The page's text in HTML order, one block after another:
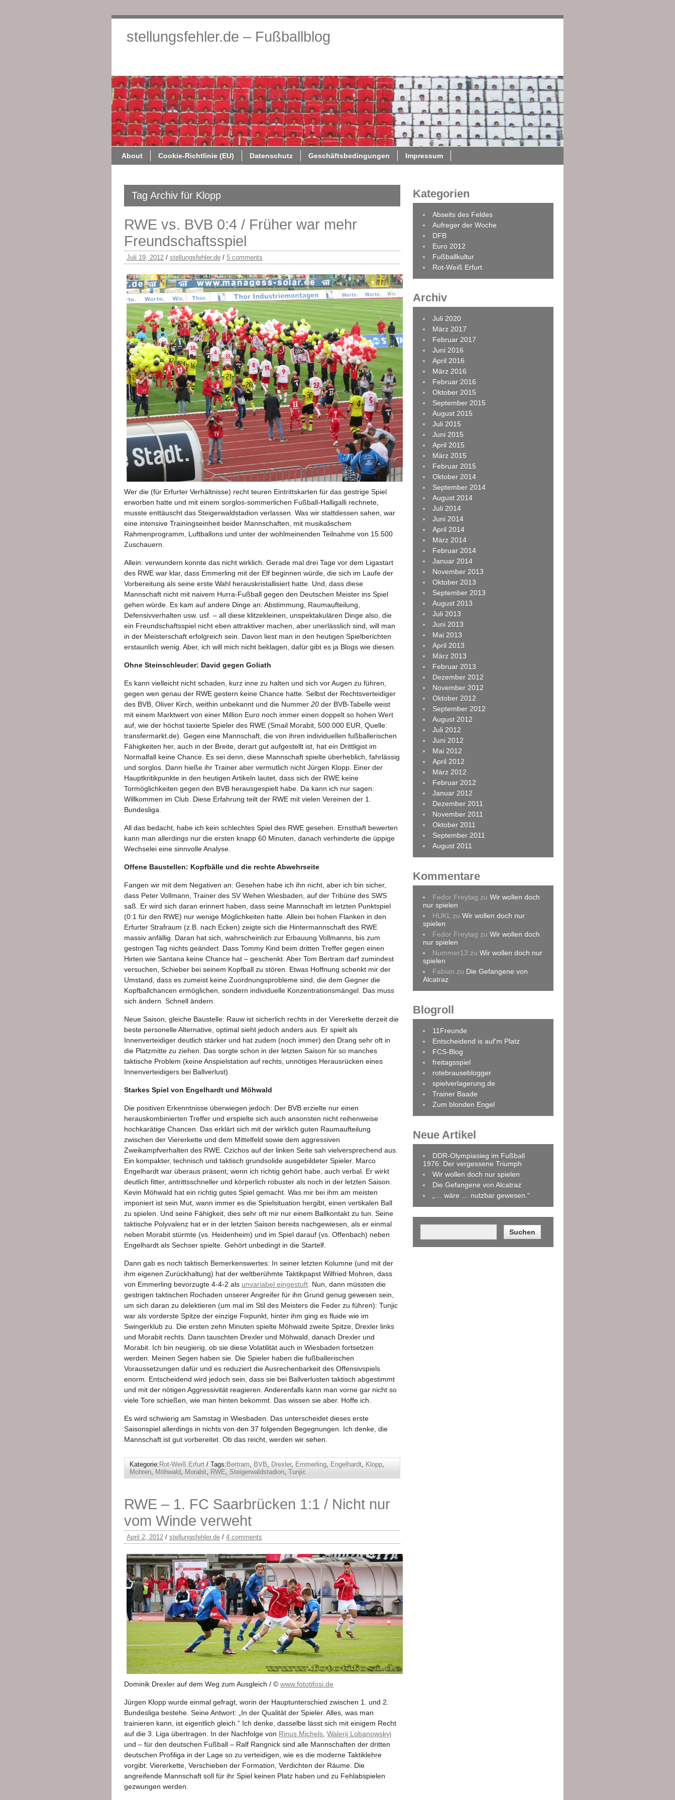
stellungsfehler.de – Fußballblog
About Cookie-Richtlinie (EU) Datenschutz Geschäftsbedingungen Impressum
Tag Archiv für Klopp
RWE vs. BVB 0:4 / Früher war mehr
Freundschaftsspiel
Juli 19, 2012 / stellungsfehler.de / 5 comments
Wer die (für Erfurter Verhältnisse) recht teuren Eintrittskarten für das gestrige Spiel
erworben hatte und mit einem sorglos-sommerlichen Fußball-Halligalli rechnete,
musste enttäuscht das Steigerwaldstadion verlassen. Was wir stattdessen sahen, war
eine intensive Trainingseinheit beider Mannschaften, mit musikalischem
Rahmenprogramm, Luftballons und unter der wohlmeinenden Teilnahme von 15.500
Zuschauern.
Allein: verwundern konnte das nicht wirklich. Gerade mal drei Tage vor dem Ligastart
des RWE war klar, dass Emmerling mit der Elf beginnen würde, die sich im Laufe der
Vorbereitung als seine erste Wahl herauskristallisiert hatte. Und, dass diese
Mannschaft nicht mit naivem Hurra-Fußball gegen den Deutschen Meister ins Spiel
gehen würde. Es kam auf andere Dinge an: Abstimmung, Raumaufteilung,
Defensivverhalten usw. usf. – all diese klitzekleinen, unspektakulären Dinge also, die
ein Freundschaftsspiel nicht eben attraktiver machen, aber unerlässlich sind, will man
in der Meisterschaft erfolgreich sein. Davon liest man in den heutigen Spielberichten
erstaunlich wenig. Aber, ich will mich nicht beklagen, dafür gibt es ja Blogs wie diesen.
Ohne Steinschleuder: David gegen Goliath
Es kann vielleicht nicht schaden, kurz inne zu halten und sich vor Augen zu führen,
gegen wen genau der RWE gestern keine Chance hatte. Selbst der Rechtsverteidiger
des BVB, Oliver Kirch, weithin unbekannt und die Nummer 20 der BVB-Tabelle weist
mit einem Marktwert von einer Million Euro noch immer einen doppelt so hohen Wert
auf, wie der höchst taxierte Spieler des RWE (Smail Morabit, 500.000 EUR, Quelle:
transfermarkt.de). Gegen eine Mannschaft, die von ihren individuellen fußballerischen
Fähigkeiten her, auch in der Breite, derart gut aufgestellt ist, hat ein Drittligist im
Normalfall keine Chance. Es sei denn, diese Mannschaft spielte überheblich, fahrlässig
und sorglos. Dann hieße ihr Trainer aber vermutlich nicht Jürgen Klopp. Einer der
Hauptkritikpunkte in den heutigen Artikeln lautet, dass sich der RWE keine
Tormöglichkeiten gegen den BVB herausgespielt habe. Da kann ich nur sagen:
Willkommen im Club. Diese Erfahrung teilt der RWE mit vielen Vereinen der 1.
Bundesliga.
All das bedacht, habe ich kein schlechtes Spiel des RWE gesehen. Ernsthaft bewerten
kann man allerdings nur die ersten knapp 60 Minuten, danach verhinderte die üppige
Wechselei eine sinnvolle Analyse.
Offene Baustellen: Kopfbälle und die rechte Abwehrseite
Fangen wir mit dem Negativen an: Gesehen habe ich ihn nicht, aber ich bin sicher,
dass Peter Vollmann, Trainer des SV Wehen Wiesbaden, auf der Tribüne des SWS
saß. Er wird sich daran erinnert haben, dass seine Mannschaft im letzten Punktspiel
(0:1 für den RWE) nur wenige Möglichkeiten hatte. Allein bei hohen Flanken in den
Erfurter Strafraum (z.B. nach Ecken) zeigte sich die Hintermannschaft des RWE
massiv anfällig. Daran hat sich, wahrscheinlich zur Erbauung Vollmanns, bis zum
gestrigen Tag nichts geändert. Dass Tommy Kind beim dritten Treffer gegen einen
Hirten wie Santana keine Chance hat – geschenkt. Aber Tom Bertram darf zumindest
versuchen, Schieber bei seinem Kopfball zu stören. Etwas Hoffnung schenkt mir der
Umstand, dass es zumeist keine Zuordnungsprobleme sind, die dem Gegner die
Kopfballchancen ermöglichen, sondern individuelle Konzentrationsmängel. Das muss
sich ändern. Schnell ändern.
Neue Saison, gleiche Baustelle: Rauw ist sicherlich rechts in der Viererkette derzeit die
beste personelle Alternative, optimal sieht jedoch anders aus. Er spielt als
Innenverteidiger deutlich stärker und hat zudem (noch immer) den Drang sehr oft in
die Platzmitte zu ziehen. Das sorgte schon in der letzten Saison für so manches
taktische Problem (keine Anspielstation auf rechts, unnötiges Herausrücken eines
Innenverteidigers bei Ballverlust).
Starkes Spiel von Engelhardt und Möhwald
Die positiven Erkenntnisse überwiegen jedoch: Der BVB erzielte nur einen
herauskombinierten Treffer und erspielte sich auch ansonsten nicht reihenweise
hochkarätige Chancen. Das erklärt sich mit der wirklich guten Raumaufteilung
zwischen der Viererkette und dem Mittelfeld sowie dem aggressiven
Zweikampfverhalten des RWE. Czichos auf der linken Seite sah vielversprechend aus.
Ein kompakter, technisch und taktisch grundsolide ausgebildeter Spieler. Marco
Engelhardt war überaus präsent, wenn ich richtig gehört habe, auch verbal. Er wirkt
deutlich fitter, antrittsschneller und körperlich robuster als noch in der letzten Saison.
Kevin Möhwald hat ein richtig gutes Spiel gemacht. Was mir bei ihm am meisten
imponiert ist sein Mut, wann immer es die Spielsituation hergibt, einen vertikalen Ball
zu spielen. Und seine Fähigkeit, dies sehr oft mir nur einem Ballkontakt zu tun. Seine
taktische Polyvalenz hat er in der letzten Saison bereits nachgewiesen, als er einmal
neben Morabit stürmte (vs. Heidenheim) und im Spiel darauf (vs. Offenbach) neben
Engelhardt als Sechser spielte. Gehört unbedingt in die Startelf.
Dann gab es noch taktisch Bemerkenswertes: In seiner letzten Kolumne (und mit der
ihm eigenen Zurückhaltung) hat der weltberühmte Taktikpapst Wilfried Mohren, dass
von Emmerling bevorzugte 4-4-2 als unvariabel eingestuft . Nun, dann müssten die
gestrigen taktischen Rochaden unserer Angreifer für ihn Grund genug gewesen sein,
um sich daran zu delektieren (um mal im Stil des Meisters die Feder zu führen): Tunjic
war als vorderste Spitze der einzige Fixpunkt, hinter ihm ging es fluide wie im
Swingerklub zu. Die ersten zehn Minuten spielte Möhwald zweite Spitze, Drexler links
und Morabit rechts. Dann tauschten Drexler und Möhwald, danach Drexler und
Morabit. Ich bin neugierig, ob sie diese Volatilität auch in Wiesbaden fortsetzen
werden. Meinen Segen haben sie. Die Spieler haben die fußballerischen
Voraussetzungen dafür und es reduziert die Ausrechenbarkeit des Offensivspiels
enorm. Entscheidend wird jedoch sein, dass sie bei Ballverlusten taktisch abgestimmt
und mit der nötigen Aggressivität reagieren. Anderenfalls kann man vorne gar nicht so
viele Tore schießen, wie man hinten bekommt. Das wissen sie aber. Hoffe ich.
Es wird schwierig am Samstag in Wiesbaden. Das unterscheidet dieses erste
Saisonspiel allerdings in nichts von den 37 folgenden Begegnungen. Ich denke, die
Mannschaft ist gut vorbereitet. Ob das reicht, werden wir sehen.
Kategorie: Rot-Weiß Erfurt / Tags: Bertram BVB Drexler, Emmerling Engelhardt Klopp
Mohren
Möhwald Morabit RWE Steigerwaldstadion Tunjic
RWE – 1. FC Saarbrücken 1:1 / Nicht nur
vom Winde verweht
April 2, 2012 / stellungsfehler.de / 4 comments
Dominik Drexler auf dem Weg zum Ausgleich / © www.fototifosi.de
Jürgen Klopp wurde einmal gefragt, worin der Hauptunterschied zwischen 1. und 2.
Bundesliga bestehe. Seine Antwort: „In der Qualität der Spieler. Alles, was man
trainieren kann, ist eigentlich gleich.“ Ich denke, dasselbe lässt sich mit einigem Recht
auf die 3. Liga übertragen. In der Nachfolge von Rinus Michels, Walerij Lobanowskyj
und – für den deutschen Fußball – Ralf Rangnick sind alle Mannschaften der dritten
deutschen Profiliga in der Lage so zu verteidigen, wie es die moderne Taktiklehre
vorgibt: Viererkette, Verschieben der Formation, Verdichten der Räume. Die
angreifende Mannschaft soll für ihr Spiel keinen Platz haben und zu Fehlabspielen
gezwungen werden.
Kategorien
Abseits des Feldes
Aufreger der Woche
DFB
Euro 2012
Fußballkultur
Rot-Weiß Erfurt
Archiv
Juli 2020
März 2017
Februar 2017
Juni 2016
April 2016
März 2016
Februar 2016
Oktober 2015
September 2015
August 2015
Juli 2015
Juni 2015
April 2015
März 2015
Februar 2015
Oktober 2014
September 2014
August 2014
Juli 2014
Juni 2014
April 2014
März 2014
Februar 2014
Januar 2014
November 2013
Oktober 2013
September 2013
August 2013
Juli 2013
Juni 2013
Mai 2013
April 2013
März 2013
Februar 2013
Dezember 2012
November 2012
Oktober 2012
September 2012
August 2012
Juli 2012
Juni 2012
Mai 2012
April 2012
März 2012
Februar 2012
Januar 2012
Dezember 2011
November 2011
Oktober 2011
September 2011
August 2011
Kommentare
Fedor Freytag zuWir wollen doch
nur spielen
HUKL zuWir wollen doch nur
spielen
Fedor Freytag zuWir wollen doch
nur spielen
Nummer13 zuWir wollen doch nur
spielen
Fabian zu Die Gefangene von
Alcatraz
Blogroll
11Freunde
Entscheidend is auf'm Platz
FCS-Blog
freitagsspiel
rotebrauseblogger
spielverlagerung.de
Trainer Baade
Zum blonden Engel
Neue Artikel
DDR-Olympiasieg im Fußball
1976: Der vergessene Triumph
Wir wollen doch nur spielen
Die Gefangene von Alcatraz
„… wäre … nutzbar gewesen.“